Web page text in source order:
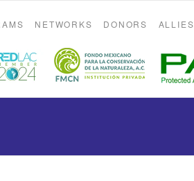
NETWORKS DONORS ALLIES